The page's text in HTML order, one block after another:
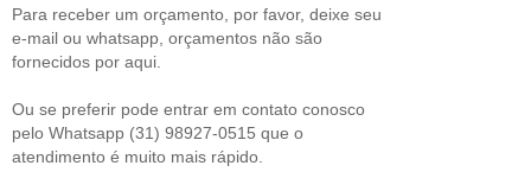
Para receber um orçamento, por favor, deixe seu
e-mail ou whatsapp, orçamentos não são
fornecidos por aqui.
Ou se preferir pode entrar em contato conosco
pelo Whatsapp (31) 98927-0515 que o
atendimento é muito mais rápido.